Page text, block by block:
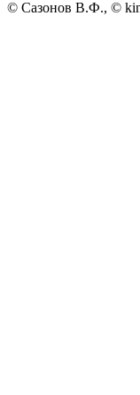
© Сазонов В.Ф., ©